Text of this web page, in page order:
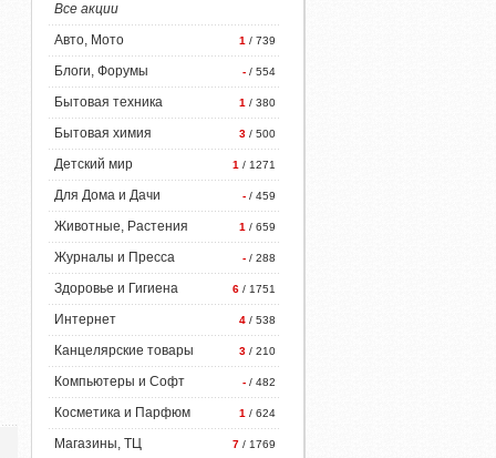
Все акции
1 / 739
Авто, Мото
- / 554
Блоги, Форумы
1 / 380
Бытовая техника
3 / 500
Бытовая химия
1 / 1271
Детский мир
- / 459
Для Дома и Дачи
1 / 659
Животные, Растения
- / 288
Журналы и Пресса
6 / 1751
Здоровье и Гигиена
4 / 538
Интернет
3 / 210
Канцелярские товары
- / 482
Компьютеры и Софт
1 / 624
Косметика и Парфюм
7 / 1769
Магазины, ТЦ